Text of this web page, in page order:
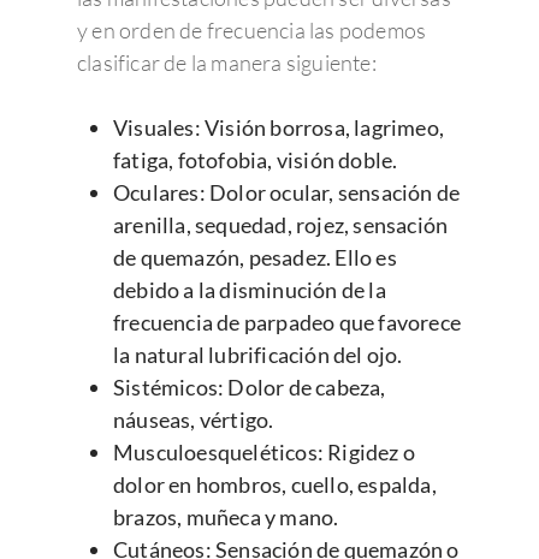
y en orden de frecuencia las podemos
clasificar de la manera siguiente:
Visuales: Visión borrosa, lagrimeo,
fatiga, fotofobia, visión doble.
Oculares: Dolor ocular, sensación de
arenilla, sequedad, rojez, sensación
de quemazón, pesadez. Ello es
debido a la disminución de la
frecuencia de parpadeo que favorece
la natural lubrificación del ojo.
Sistémicos: Dolor de cabeza,
náuseas, vértigo.
Musculoesqueléticos: Rigidez o
dolor en hombros, cuello, espalda,
brazos, muñeca y mano.
Cutáneos: Sensación de quemazón o